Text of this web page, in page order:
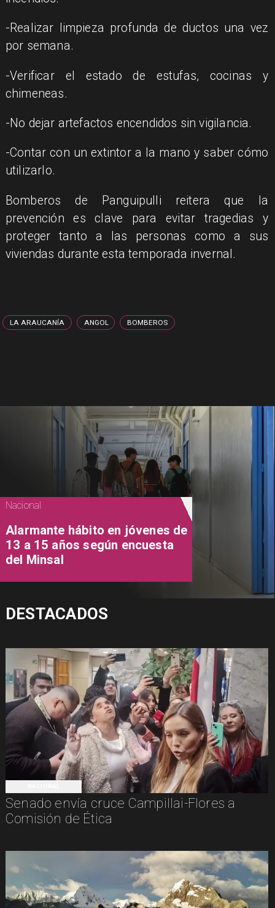
-Realizar limpieza profunda de ductos una vez
por semana.
-Verificar el estado de estufas, cocinas y
chimeneas.
-No dejar artefactos encendidos sin vigilancia.
-Contar con un extintor a la mano y saber cómo
utilizarlo.
​Bomberos de Panguipulli reitera que la
prevención es clave para evitar tragedias y
proteger tanto a las personas como a sus
viviendas durante esta temporada invernal.
LA ARAUCANÍA ANGOL BOMBEROS
Senado envía cruce Campillai-Flores a
Comisión de Ética
Nacional
Alarmante hábito en jóvenes de
13 a 15 años según encuesta
del Minsal
DESTACADOS